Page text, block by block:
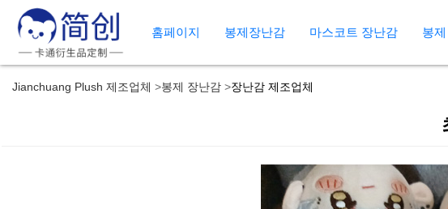
홈페이지 봉제장난감 마스코트 장난감 봉
Jianchuang Plush 제조업체 봉제 장난감 장난감 제조업체